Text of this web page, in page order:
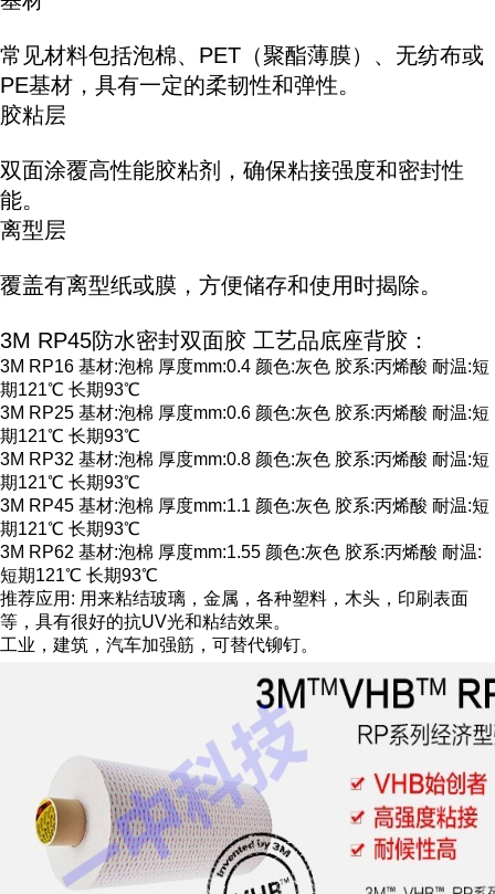
常见材料包括泡棉、PET（聚酯薄膜）、无纺布或
PE基材，具有一定的柔韧性和弹性。
胶粘层
双面涂覆高性能胶粘剂，确保粘接强度和密封性
能。
离型层
覆盖有离型纸或膜，方便储存和使用时揭除。
3M RP45防水密封双面胶 工艺品底座背胶：
3M RP16 基材:泡棉 厚度mm:0.4 颜色:灰色 胶系:丙烯酸 耐温:短
期121℃ 长期93℃
3M RP25 基材:泡棉 厚度mm:0.6 颜色:灰色 胶系:丙烯酸 耐温:短
期121℃ 长期93℃
3M RP32 基材:泡棉 厚度mm:0.8 颜色:灰色 胶系:丙烯酸 耐温:短
期121℃ 长期93℃
3M RP45 基材:泡棉 厚度mm:1.1 颜色:灰色 胶系:丙烯酸 耐温:短
期121℃ 长期93℃
3M RP62 基材:泡棉 厚度mm:1.55 颜色:灰色 胶系:丙烯酸 耐温:
短期121℃ 长期93℃
推荐应用: 用来粘结玻璃，金属，各种塑料，木头，印刷表面
等，具有很好的抗UV光和粘结效果。
工业，建筑，汽车加强筋，可替代铆钉。